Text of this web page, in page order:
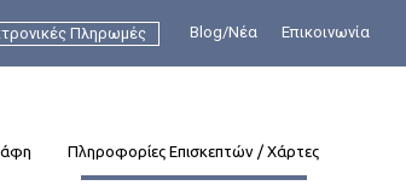
Πληρωμές Blog/Νέα Επικοινωνία
Πληροφορίες Επισκεπτών / Χάρτες